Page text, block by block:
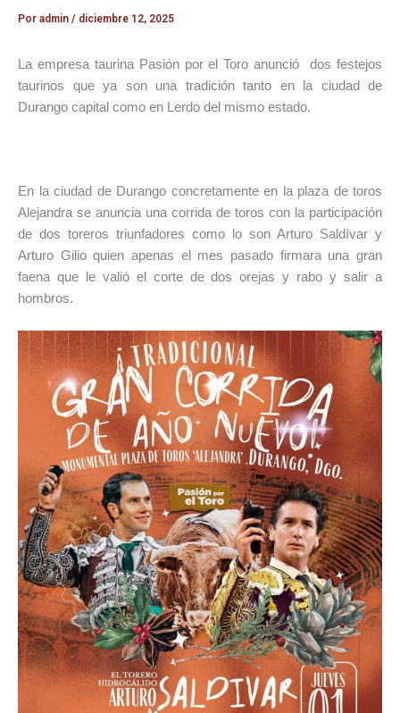
Por admin / diciembre 12, 2025
La empresa taurina Pasión por el Toro anunció dos festejos
taurinos que ya son una tradición tanto en la ciudad de
Durango capital como en Lerdo del mismo estado.
En la ciudad de Durango concretamente en la plaza de toros
Alejandra se anuncia una corrida de toros con la participación
de dos toreros triunfadores como lo son Arturo Saldívar y
Arturo Gilio quien apenas el mes pasado firmara una gran
faena que le valió el corte de dos orejas y rabo y salir a
hombros.